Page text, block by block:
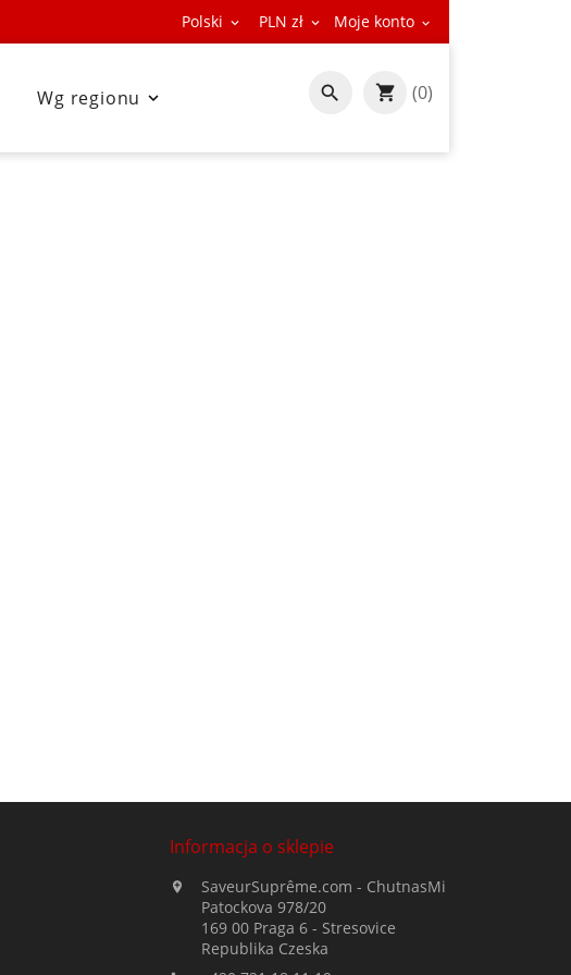
Polski  PLN zł  Moje konto 

Wg regionu  (0)
Informacja o sklepie

SaveurSuprême.com - ChutnasMi
Patockova 978/20
169 00 Praga 6 - Stresovice
Republika Czeska